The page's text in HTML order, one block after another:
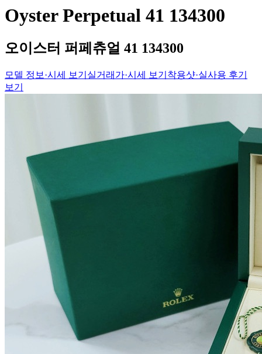
Oyster Perpetual 41 134300
오이스터 퍼페츄얼 41 134300
모델 정보·시세 보기 실거래가·시세 보기 착용샷·실사용 후기
보기